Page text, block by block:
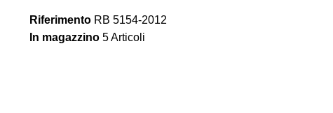
Riferimento RB 5154-2012
In magazzino 5 Articoli